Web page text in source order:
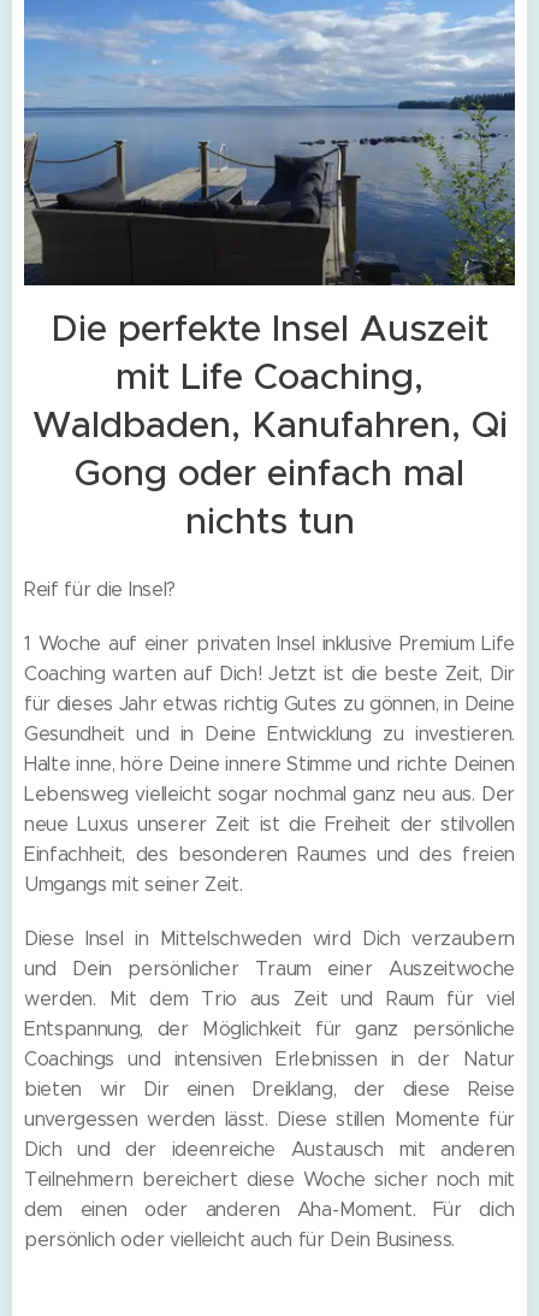
Die perfekte Insel Auszeit
mit Life Coaching,
Waldbaden, Kanufahren, Qi
Gong oder einfach mal
nichts tun
Reif für die Insel?
1 Woche auf einer privaten Insel inklusive Premium Life
Coaching warten auf Dich! Jetzt ist die beste Zeit, Dir
für dieses Jahr etwas richtig Gutes zu gönnen, in Deine
Gesundheit und in Deine Entwicklung zu investieren.
Halte inne, höre Deine innere Stimme und richte Deinen
Lebensweg vielleicht sogar nochmal ganz neu aus. Der
neue Luxus unserer Zeit ist die Freiheit der stilvollen
Einfachheit, des besonderen Raumes und des freien
Umgangs mit seiner Zeit.
Diese Insel in Mittelschweden wird Dich verzaubern
und Dein persönlicher Traum einer Auszeitwoche
werden. Mit dem Trio aus Zeit und Raum für viel
Entspannung, der Möglichkeit für ganz persönliche
Coachings und intensiven Erlebnissen in der Natur
bieten wir Dir einen Dreiklang, der diese Reise
unvergessen werden lässt. Diese stillen Momente für
Dich und der ideenreiche Austausch mit anderen
Teilnehmern bereichert diese Woche sicher noch mit
dem einen oder anderen Aha-Moment. Für dich
persönlich oder vielleicht auch für Dein Business.